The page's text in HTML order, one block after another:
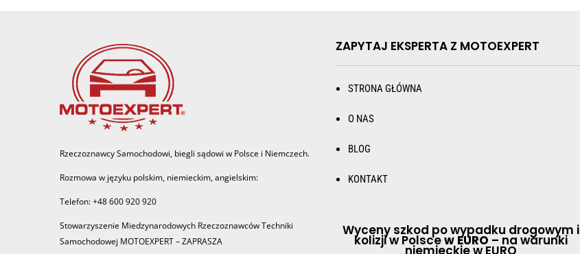
Rzeczoznawcy Samochodowi, biegli sądowi w Polsce i Niemczech.
Rozmowa w języku polskim, niemieckim, angielskim:
Telefon: +48 600 920 920
Stowarzyszenie Miedzynarodowych Rzeczoznawców Techniki
Samochodowej MOTOEXPERT – ZAPRASZA
ZAPYTAJ EKSPERTA Z MOTOEXPERT
STRONA GŁÓWNA
O NAS
BLOG
KONTAKT
Wyceny szkod po wypadku drogowym i
kolizji w Polscew EURO – na warunki